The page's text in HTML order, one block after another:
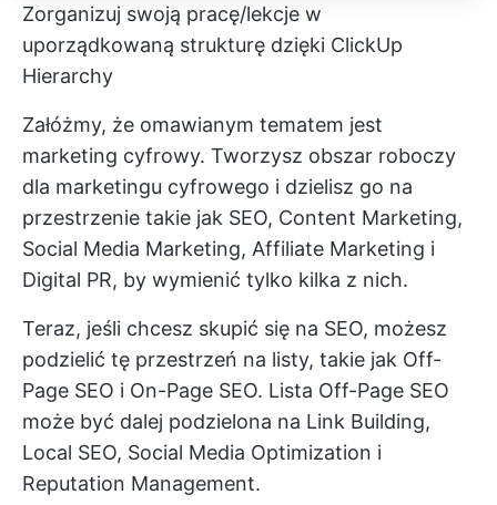
Zorganizuj swoją pracę/lekcje w
uporządkowaną strukturę dzięki ClickUp
Hierarchy
Załóżmy, że omawianym tematem jest
marketing cyfrowy. Tworzysz obszar roboczy
dla marketingu cyfrowego i dzielisz go na
przestrzenie takie jak SEO, Content Marketing,
Social Media Marketing, Affiliate Marketing i
Digital PR, by wymienić tylko kilka z nich.
Teraz, jeśli chcesz skupić się na SEO, możesz
podzielić tę przestrzeń na listy, takie jak Off-
Page SEO i On-Page SEO. Lista Off-Page SEO
może być dalej podzielona na Link Building,
Local SEO, Social Media Optimization i
Reputation Management.